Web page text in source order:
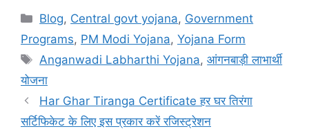
Categories
Blog, Central govt yojana, Government
Programs, PM Modi Yojana, Yojana Form
Tags
Anganwadi Labharthi Yojana,आंगनबाड़ी लाभार्थी
योजना
Har Ghar Tiranga Certificate हर घर तिरंगा
सर्टिफिकेट के लिए इस प्रकार करें रजिस्ट्रेशन